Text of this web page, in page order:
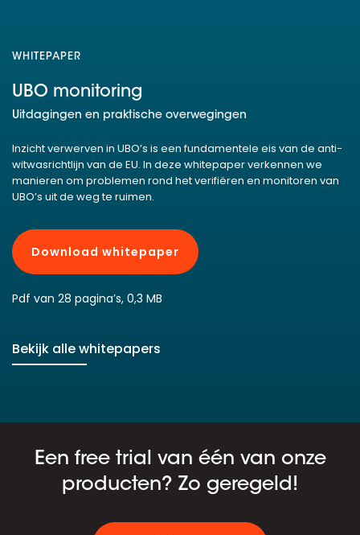
WHITEPAPER
UBO monitoring
Uitdagingen en praktische overwegingen
Inzicht verwerven in UBO’s is een fundamentele eis van de anti-
witwasrichtlijn van de EU. In deze whitepaper verkennen we
manieren om problemen rond het verifiëren en monitoren van
UBO’s uit de weg te ruimen.
Download whitepaper
Pdf van 28 pagina’s, 0,3 MB
Bekijk alle whitepapers
Een free trial van één van onze
producten? Zo geregeld!